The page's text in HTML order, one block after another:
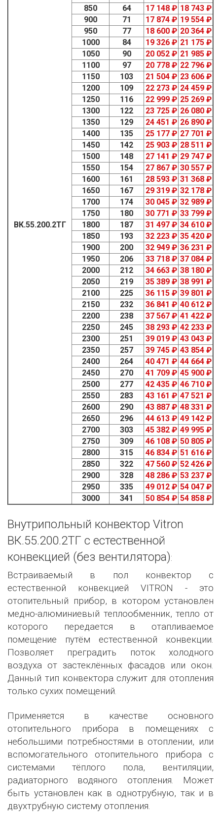
ВК.55.200.2ТГ
850
64 17 148 ₽ 18 743 ₽
900
71 17 874 ₽ 19 554 ₽
950
77 18 600 ₽ 20 364 ₽
1000
84 19 326 ₽ 21 175 ₽
1050
90 20 052 ₽ 21 985 ₽
1100
97 20 778 ₽ 22 796 ₽
1150
103 21 504 ₽ 23 606 ₽
1200
109 22 273 ₽ 24 459 ₽
1250
116 22 999 ₽ 25 269 ₽
1300
122 23 725 ₽ 26 080 ₽
1350
129 24 451 ₽ 26 890 ₽
1400
135 25 177 ₽ 27 701 ₽
1450
142 25 903 ₽ 28 511 ₽
1500
148 27 141 ₽ 29 747 ₽
1550
154 27 867 ₽ 30 557 ₽
1600
161 28 593 ₽ 31 368 ₽
1650
167 29 319 ₽ 32 178 ₽
1700
174 30 045 ₽ 32 989 ₽
1750
180 30 771 ₽ 33 799 ₽
1800
187 31 497 ₽ 34 610 ₽
1850
193 32 223 ₽ 35 420 ₽
1900
200 32 949 ₽ 36 231 ₽
1950
206 33 718 ₽ 37 084 ₽
2000
212 34 663 ₽ 38 180 ₽
2050
219 35 389 ₽ 38 991 ₽
2100
225 36 115 ₽ 39 801 ₽
2150
232 36 841 ₽ 40 612 ₽
2200
238 37 567 ₽ 41 422 ₽
2250
245 38 293 ₽ 42 233 ₽
2300
251 39 019 ₽ 43 043 ₽
2350
257 39 745 ₽ 43 854 ₽
2400
264 40 471 ₽ 44 664 ₽
2450
270 41 709 ₽ 45 900 ₽
2500
277 42 435 ₽ 46 710 ₽
2550
283 43 161 ₽ 47 521 ₽
2600
290 43 887 ₽ 48 331 ₽
2650
296 44 613 ₽ 49 142 ₽
2700
303 45 382 ₽ 49 995 ₽
2750
309 46 108 ₽ 50 805 ₽
2800
315 46 834 ₽ 51 616 ₽
2850
322 47 560 ₽ 52 426 ₽
2900
328 48 286 ₽ 53 237 ₽
2950
335 49 012 ₽ 54 047 ₽
3000
341 50 854 ₽ 54 858 ₽
Внутрипольный конвектор Vitron
ВК.55.200.2ТГ с естественной
конвекцией (без вентилятора):
Встраиваемый в пол конвектор с
естественной конвекцией VITRON - это
отопительный прибор, в котором установлен
медно-алюминиевый теплообменник, тепло от
которого передается в отапливаемое
помещение путём естественной конвекции.
Позволяет преградить поток холодного
воздуха от застеклённых фасадов или окон.
Данный тип конвектора служит для отопления
только сухих помещений.
Применяется в качестве основного
отопительного прибора в помещениях с
небольшими потребностями в отоплении, или
вспомогательного отопительного прибора с
системами тёплого пола, вентиляции,
радиаторного водяного отопления. Может
быть установлен как в однотрубную, так и в
двухтрубную систему отопления.